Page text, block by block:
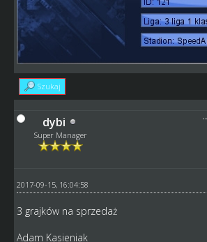
Szukaj
dybi
Super Manager
2017-09-15, 16:04:58
3 grajków na sprzedaż
Adam Kasieniak